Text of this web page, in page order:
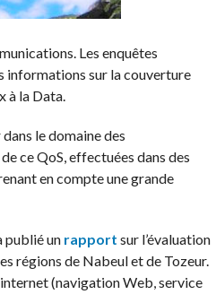
Les enquêtes
informations sur la couverture
à la Data.
le domaine des
ce QoS, effectuées dans des
en compte une grande
publié un rapport sur l’évaluation
régions de Nabeul et de Tozeur.
(navigation Web, service